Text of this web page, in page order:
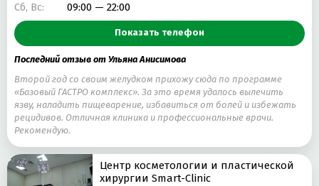
Сб, Вс:
09:00 — 22:00
Показать телефон
Последний отзыв от Ульяна Анисимова
Второй год со своим желудком прихожу сюда по программе
«Базовый ГАСТРО комплекс». За это время удалось вылечить
язву, наладить пищеварение, избавиться от болей и избежать
рецидивов. Отличная клиника и профессиональные врачи.
Рекомендую.
Центр косметологии и пластической
хирургии Smart-Clinic